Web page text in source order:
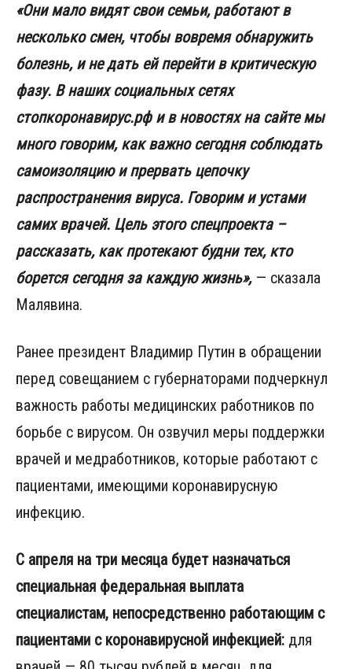
«Они мало видят свои семьи, работают в
несколько смен, чтобы вовремя обнаружить
болезнь, и не дать ей перейти в критическую
фазу. В наших социальных сетях
стопкоронавирус.рф и в новостях на сайте мы
много говорим, как важно сегодня соблюдать
самоизоляцию и прервать цепочку
распространения вируса. Говорим и устами
самих врачей. Цель этого спецпроекта –
рассказать, как протекают будни тех, кто
борется сегодня за каждую жизнь»,— сказала
Малявина.
Ранее президент Владимир Путин в обращении
перед совещанием с губернаторами подчеркнул
важность работы медицинских работников по
борьбе с вирусом. Он озвучил меры поддержки
врачей и медработников, которые работают с
пациентами, имеющими коронавирусную
инфекцию.
С апреля на три месяца будет назначаться
специальная федеральная выплата
специалистам, непосредственно работающим с
пациентами с коронавирусной инфекцией: для